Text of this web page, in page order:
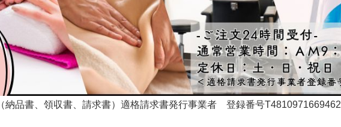
品書、領収書、請求書）適格請求書発行事業者 登録番号T4810971669462